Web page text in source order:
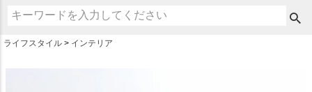
ライフスタイル インテリア